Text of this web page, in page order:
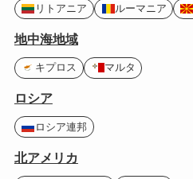
リトアニア
ルーマニア
地中海地域
キプロス マルタ
ロシア
ロシア連邦
北アメリカ